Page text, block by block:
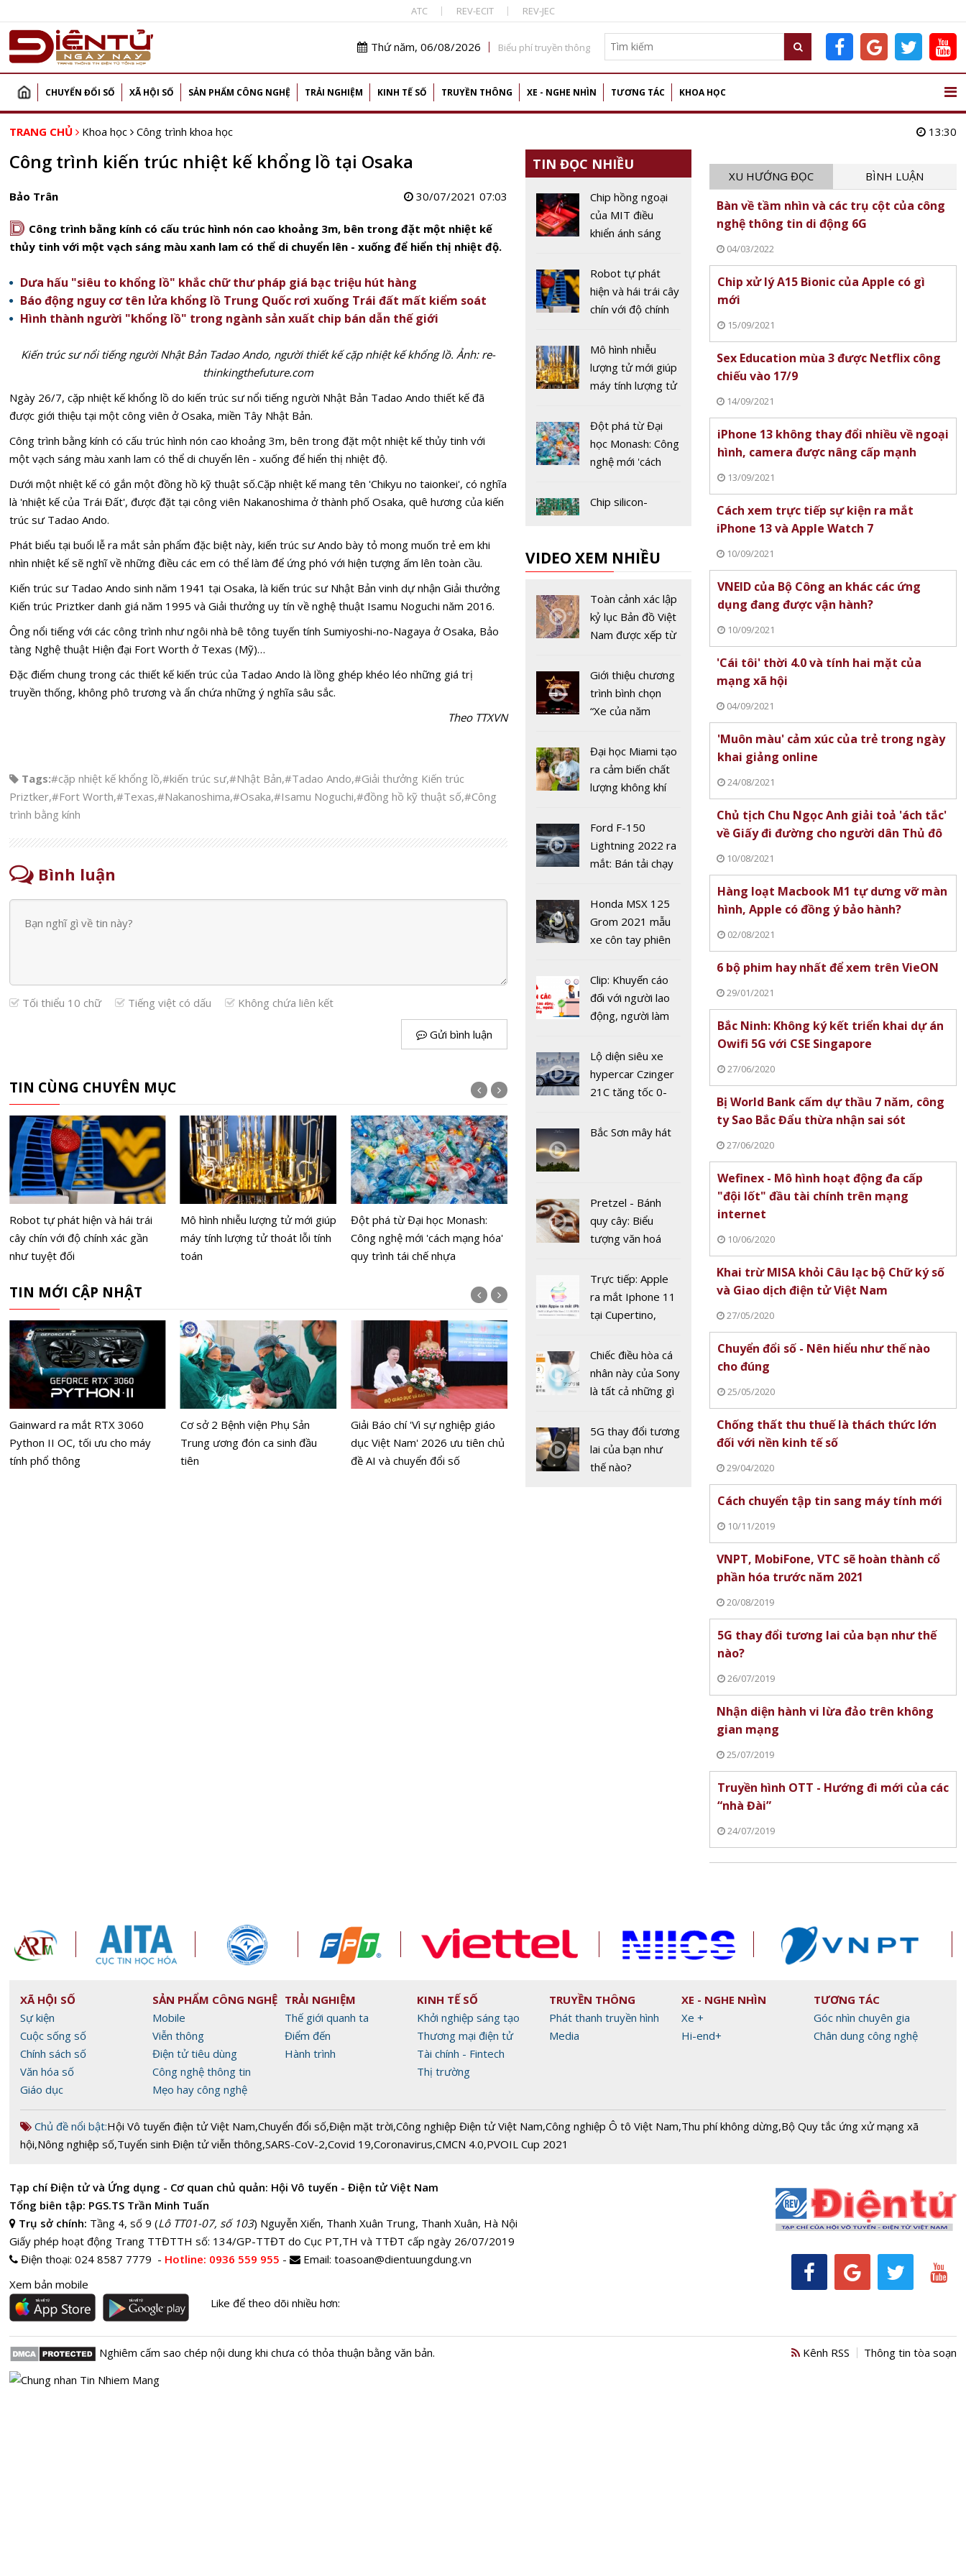
ATC REV-ECIT REV-JEC
Thứ năm, 06/08/2026 Biểu phí truyền thông
CHUYỂN ĐỔI SỐ XÃ HỘI SỐ SẢN PHẨM CÔNG NGHỆ TRẢI NGHIỆM KINH TẾ SỐ TRUYỀN THÔNG XE - NGHE NHÌN TƯƠNG TÁC KHOA HỌC
TRANG CHỦ Khoa học Công trình khoa học 13:30
Công trình kiến trúc nhiệt kế khổng lồ tại Osaka
Bảo Trân 30/07/2021 07:03
D Công trình bằng kính có cấu trúc hình nón cao khoảng 3m, bên trong đặt một nhiệt kế
thủy tinh với một vạch sáng màu xanh lam có thể di chuyển lên - xuống để hiển thị nhiệt độ.
Dưa hấu "siêu to khổng lồ" khắc chữ thư pháp giá bạc triệu hút hàng
Báo động nguy cơ tên lửa khổng lồ Trung Quốc rơi xuống Trái đất mất kiểm soát
Hình thành người "khổng lồ" trong ngành sản xuất chip bán dẫn thế giới
Kiến trúc sư nổi tiếng người Nhật Bản Tadao Ando, người thiết kế cặp nhiệt kế khổng lồ. Ảnh: re-
thinkingthefuture.com
Ngày 26/7, cặp nhiệt kế khổng lồ do kiến trúc sư nổi tiếng người Nhật Bản Tadao Ando thiết kế đã
được giới thiệu tại một công viên ở Osaka, miền Tây Nhật Bản.
Công trình bằng kính có cấu trúc hình nón cao khoảng 3m, bên trong đặt một nhiệt kế thủy tinh với
một vạch sáng màu xanh lam có thể di chuyển lên - xuống để hiển thị nhiệt độ.
Dưới một nhiệt kế có gắn một đồng hồ kỹ thuật số.Cặp nhiệt kế mang tên 'Chikyu no taionkei', có nghĩa
là 'nhiệt kế của Trái Đất', được đặt tại công viên Nakanoshima ở thành phố Osaka, quê hương của kiến
trúc sư Tadao Ando.
Phát biểu tại buổi lễ ra mắt sản phẩm đặc biệt này, kiến trúc sư Ando bày tỏ mong muốn trẻ em khi
nhìn nhiệt kế sẽ nghĩ về những điều các em có thể làm để ứng phó với hiện tượng ấm lên toàn cầu.
Kiến trúc sư Tadao Ando sinh năm 1941 tại Osaka, là kiến trúc sư Nhật Bản vinh dự nhận Giải thưởng
Kiến trúc Priztker danh giá năm 1995 và Giải thưởng uy tín về nghệ thuật Isamu Noguchi năm 2016.
Ông nổi tiếng với các công trình như ngôi nhà bê tông tuyến tính Sumiyoshi-no-Nagaya ở Osaka, Bảo
tàng Nghệ thuật Hiện đại Fort Worth ở Texas (Mỹ)…
Đặc điểm chung trong các thiết kế kiến trúc của Tadao Ando là lồng ghép khéo léo những giá trị
truyền thống, không phô trương và ẩn chứa những ý nghĩa sâu sắc.
Theo TTXVN
Tags:#cặp nhiệt kế khổng lồ,#kiến trúc sư,#Nhật Bản,#Tadao Ando,#Giải thưởng Kiến trúc
Priztker,#Fort Worth,#Texas,#Nakanoshima,#Osaka,#Isamu Noguchi,#đồng hồ kỹ thuật số,#Công
trình bằng kính
Bình luận
Tối thiểu 10 chữ Tiếng việt có dấu Không chứa liên kết
Gửi bình luận
TIN CÙNG CHUYÊN MỤC
Robot tự phát hiện và hái trái
cây chín với độ chính xác gần
như tuyệt đối
Mô hình nhiễu lượng tử mới giúp
máy tính lượng tử thoát lỗi tính
toán
Đột phá từ Đại học Monash:
Công nghệ mới 'cách mạng hóa'
quy trình tái chế nhựa
Gbps, mở đường cho trung tâm
dữ liệu và mạng 6G
Các nhà khoa học Mỹ tinh chỉnh
kim loại ở cấp nguyên tử, tạo
nền cho chip bán dẫn mới
CATL công bố thế
điện mới với những
TIN MỚI CẬP NHẬT
Gainward ra mắt RTX 3060
Python II OC, tối ưu cho máy
tính phổ thông
Cơ sở 2 Bệnh viện Phụ Sản
Trung ương đón ca sinh đầu
tiên
Giải Báo chí 'Vì sự nghiệp giáo
dục Việt Nam' 2026 ưu tiên chủ
đề AI và chuyển đổi số
DJI Mic Mini 2S chính thức ra
mắt
Cục Thuế chỉ đạo công khai
thông tin người nộp thuế trạng
thái 03-06
liệu để quản trị du
TIN ĐỌC NHIỀU
Chip hồng ngoại
của MIT điều
khiển ánh sáng
ảnh
Robot tự phát
hiện và hái trái cây
chín với độ chính
đối
Mô hình nhiễu
lượng tử mới giúp
máy tính lượng tử
Đột phá từ Đại
học Monash: Công
nghệ mới 'cách
trình tái chế nhựa
Chip silicon-
đường cho trung
tâm dữ liệu và
mạng 6G
hệ pin xe điện mới
với những đột phá
về công nghệ
Siêu máy tính đám
tiết đầu tiên trên
thế giới
giải trình tự 1.000
hệ gene người
Việt: Giúp điều trị
Con người - Động
vật bậc cao nhất
nhưng lại cô đơn
tinh của mình
Phương trình
Einstein '100 năm
VIDEO XEM NHIỀU
Toàn cảnh xác lập
kỷ lục Bản đồ Việt
Nam được xếp từ
năm 2022
Giới thiệu chương
trình bình chọn
“Xe của năm
Đại học Miami tạo
ra cảm biến chất
lượng không khí
19
Ford F-150
Lightning 2022 ra
mắt: Bán tải chạy
chưa đến 40 nghìn
USD
Honda MSX 125
Grom 2021 mẫu
xe côn tay phiên
Clip: Khuyến cáo
đối với người lao
động, người làm
hàng tại khu dịch
vụ trong dịch
Covid-19
Lộ diện siêu xe
hypercar Czinger
21C tăng tốc 0-
2 giây
Bắc Sơn mây hát
Pretzel - Bánh
quy cây: Biểu
tượng văn hoá
tranh cãi về nguồn
gốc
Trực tiếp: Apple
ra mắt Iphone 11
tại Cupertino,
Chiếc điều hòa cá
nhân này của Sony
là tất cả những gì
sót qua mùa hè
nóng nực
5G thay đổi tương
lai của bạn như
thế nào?
XU HƯỚNG ĐỌC BÌNH LUẬN
Bàn về tầm nhìn và các trụ cột của công
nghệ thông tin di động 6G
04/03/2022
Chip xử lý A15 Bionic của Apple có gì
mới
15/09/2021
Sex Education mùa 3 được Netflix công
chiếu vào 17/9
14/09/2021
iPhone 13 không thay đổi nhiều về ngoại
hình, camera được nâng cấp mạnh
13/09/2021
Cách xem trực tiếp sự kiện ra mắt
iPhone 13 và Apple Watch 7
10/09/2021
VNEID của Bộ Công an khác các ứng
dụng đang được vận hành?
10/09/2021
'Cái tôi' thời 4.0 và tính hai mặt của
mạng xã hội
04/09/2021
'Muôn màu' cảm xúc của trẻ trong ngày
khai giảng online
24/08/2021
Chủ tịch Chu Ngọc Anh giải toả 'ách tắc'
về Giấy đi đường cho người dân Thủ đô
10/08/2021
Hàng loạt Macbook M1 tự dưng vỡ màn
hình, Apple có đồng ý bảo hành?
02/08/2021
6 bộ phim hay nhất để xem trên VieON
29/01/2021
Bắc Ninh: Không ký kết triển khai dự án
Owifi 5G với CSE Singapore
27/06/2020
Bị World Bank cấm dự thầu 7 năm, công
ty Sao Bắc Đẩu thừa nhận sai sót
27/06/2020
Wefinex - Mô hình hoạt động đa cấp
"đội lốt" đầu tài chính trên mạng
internet
10/06/2020
Khai trừ MISA khỏi Câu lạc bộ Chữ ký số
và Giao dịch điện tử Việt Nam
27/05/2020
Chuyển đổi số - Nên hiểu như thế nào
cho đúng
25/05/2020
Chống thất thu thuế là thách thức lớn
đối với nền kinh tế số
29/04/2020
Cách chuyển tập tin sang máy tính mới
10/11/2019
VNPT, MobiFone, VTC sẽ hoàn thành cổ
phần hóa trước năm 2021
20/08/2019
5G thay đổi tương lai của bạn như thế
nào?
26/07/2019
Nhận diện hành vi lừa đảo trên không
gian mạng
25/07/2019
Truyền hình OTT - Hướng đi mới của các
“nhà Đài”
24/07/2019
XÃ HỘI SỐ
Sự kiện
Cuộc sống số
Chính sách số
Văn hóa số
Giáo dục
SẢN PHẨM CÔNG NGHỆ
Mobile
Viễn thông
Điện tử tiêu dùng
Công nghệ thông tin
Mẹo hay công nghệ
TRẢI NGHIỆM
Thế giới quanh ta
Điểm đến
Hành trình
KINH TẾ SỐ
Khởi nghiệp sáng tạo
Thương mại điện tử
Tài chính - Fintech
Thị trường
TRUYỀN THÔNG
Phát thanh truyền hình
Media
XE - NGHE NHÌN
Xe +
Hi-end+
TƯƠNG TÁC
Góc nhìn chuyên gia
Chân dung công nghệ
Chủ đề nổi bật:Hội Vô tuyến điện tử Việt Nam,Chuyển đổi số,Điện mặt trời,Công nghiệp Điện tử Việt Nam,Công nghiệp Ô tô Việt Nam,Thu phí không dừng,Bộ Quy tắc ứng xử mạng xã
hội,Nông nghiệp số,Tuyển sinh Điện tử viễn thông,SARS-CoV-2,Covid 19,Coronavirus,CMCN 4.0,PVOIL Cup 2021
Tạp chí Điện tử và Ứng dụng - Cơ quan chủ quản: Hội Vô tuyến - Điện tử Việt Nam
Tổng biên tập: PGS.TS Trần Minh Tuấn
Trụ sở chính: Tầng 4, số 9 (Lô TT01-07, số 103) Nguyễn Xiển, Thanh Xuân Trung, Thanh Xuân, Hà Nội
Giấy phép hoạt động Trang TTĐTTH số: 134/GP-TTĐT do Cục PT,TH và TTĐT cấp ngày 26/07/2019
Điện thoại: 024 8587 7779 - Hotline: 0936 559 955 - Email: toasoan@dientuungdung.vn
Xem bản mobile
Like để theo dõi nhiều hơn:
Nghiêm cấm sao chép nội dung khi chưa có thỏa thuận bằng văn bản. Kênh RSS Thông tin tòa soạn